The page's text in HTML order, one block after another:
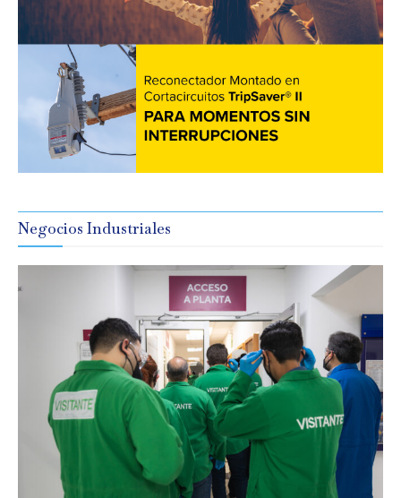
Negocios Industriales